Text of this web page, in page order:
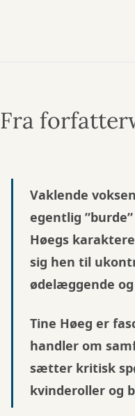
Fra
Vaklende
egentlig
Høegs
sig hen til
ødelæggende
Tine Høeg er
handler om
sætter kritisk
kvinderoller og